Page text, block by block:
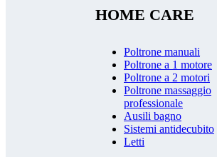
HOME CARE
Poltrone manuali
Poltrone a 1 motore
Poltrone a 2 motori
Poltrone massaggio
professionale
Ausili bagno
Sistemi antidecubito
Letti